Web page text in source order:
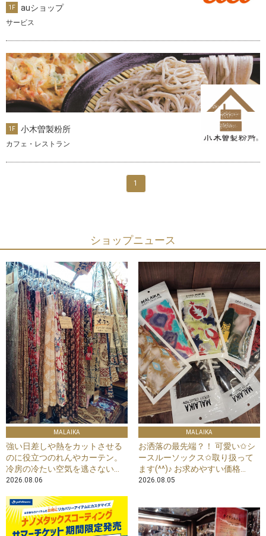
1F auショップ
サービス
1F 小木曽製粉所
カフェ・レストラン
1
ショップニュース
MALAIKA
強い日差しや熱をカットさせる
のに役立つのれんやカーテン。
冷房の冷たい空気を逃さない...
2026.08.06
MALAIKA
お洒落の最先端？！ 可愛い✩シ
ースルーソックス✩取り扱って
ます(^^)♪ お求めやすい価格...
2026.08.05